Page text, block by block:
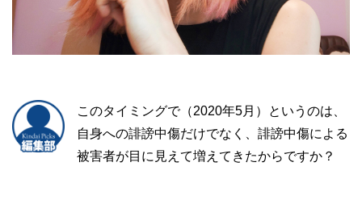
このタイミングで（2020年5月）というのは、
自身への誹謗中傷だけでなく、誹謗中傷による
被害者が目に見えて増えてきたからですか？